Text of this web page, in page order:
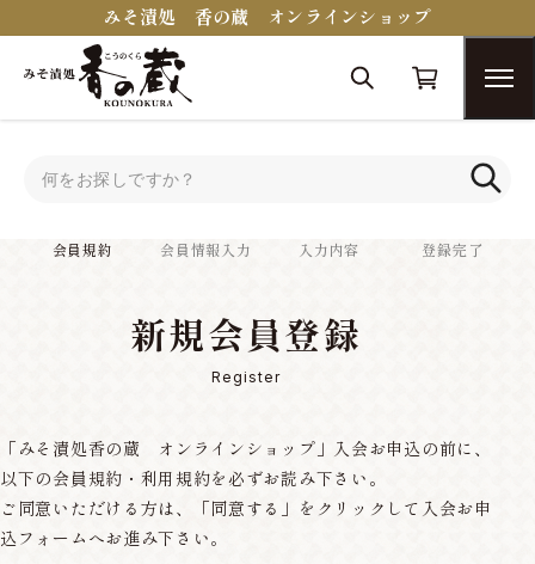
みそ漬処 香の蔵 オンラインショップ
会員規約 会員情報入力 入力内容 登録完了
新規会員登録
Register
「みそ漬処香の蔵 オンラインショップ」入会お申込の前に、
以下の会員規約・利用規約を必ずお読み下さい。
ご同意いただける方は、「同意する」をクリックして入会お申
込フォームへお進み下さい。